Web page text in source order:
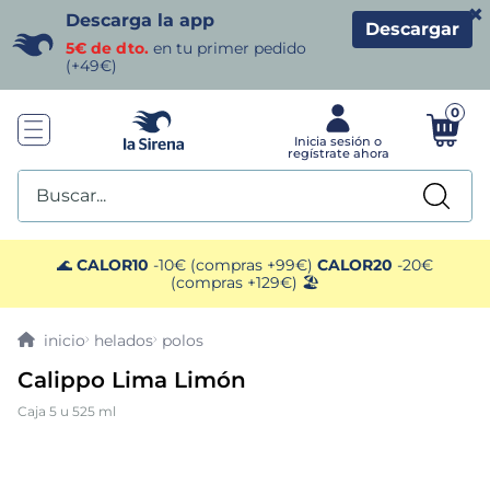
Descarga la app
5€ de dto. en tu primer pedido
(+49€)
Descargar
×
0
Buscar...
🌊 CALOR10 -10€ (compras +99€) CALOR20 -20€
(compras +129€) 🏖️
helados polos
Calippo Lima Limón
Caja 5 u 525 ml
TÉRMINOS MÁS BUSCADOS
1. helados sirena
gambas
3. patatas